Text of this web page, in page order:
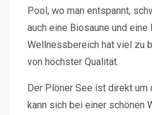
Pool, wo man entspannt,
auch eine Biosaune und eine
Wellnessbereich hat viel zu
von höchster Qualität.
Der Plöner See ist direkt um
kann sich bei einer schönen